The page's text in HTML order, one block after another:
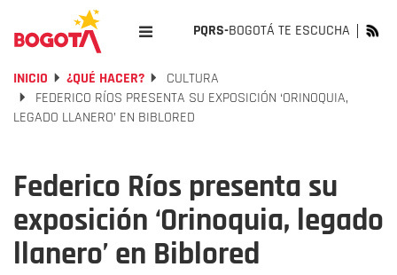
PQRS-BOGOTÁ TE ESCUCHA
INICIO ¿QUÉ HACER?
CULTURA
FEDERICO RÍOS PRESENTA SU EXPOSICIÓN ‘ORINOQUIA,
LEGADO LLANERO’ EN BIBLORED
Federico Ríos presenta su
exposición ‘Orinoquia, legado
llanero’ en Biblored